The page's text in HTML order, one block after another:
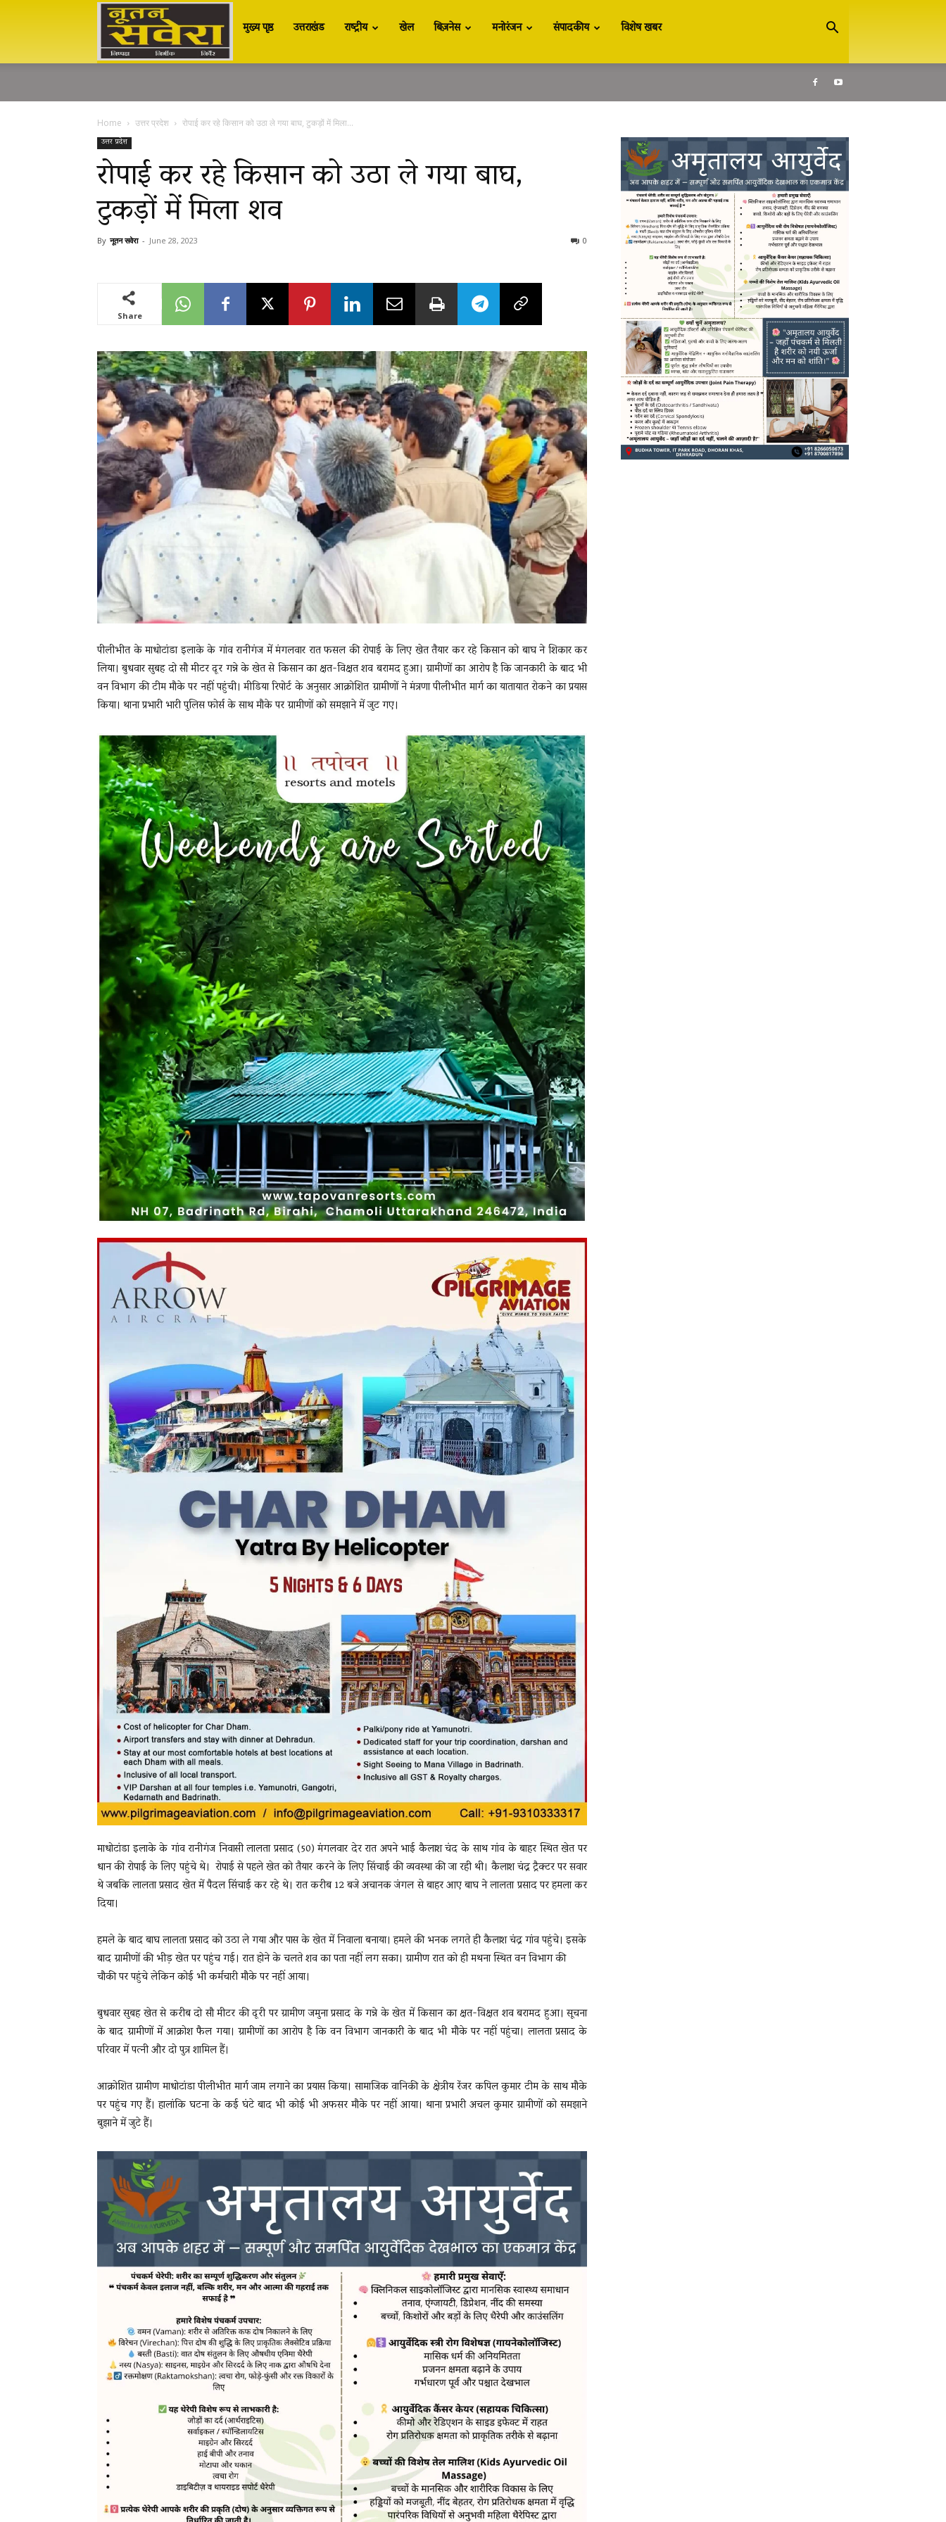
Nutan
Breaking
News
LIVE
मुख्य पृष्ठ उत्तराखंड राष्ट्रीय खेल बिज़नेस मनोरंजन संपादकीय विशेष खबर
Home उत्तर प्रदेश रोपाई कर रहे किसान को उठा ले गया बाघ, टुकड़ों में मिला...
उत्तर प्रदेश
रोपाई कर रहे किसान को उठा ले गया बाघ,
टुकड़ों में मिला शव
By नूतन सवेरा - June 28, 2023 0
Share
पीलीभीत के माधोटांडा इलाके के गांव रानीगंज में मंगलवार रात फसल की रोपाई के लिए खेत तैयार कर रहे किसान को बाघ ने शिकार कर
लिया। बुधवार सुबह दो सौ मीटर दूर गन्ने के खेत से किसान का क्षत-विक्षत शव बरामद हुआ। ग्रामीणों का आरोप है कि जानकारी के बाद भी
वन विभाग की टीम मौके पर नहीं पहुंची। मीडिया रिपोर्ट के अनुसार आक्रोशित ग्रामीणों ने मंत्रणा पीलीभीत मार्ग का यातायात रोकने का प्रयास
किया। थाना प्रभारी भारी पुलिस फोर्स के साथ मौके पर ग्रामीणों को समझाने में जुट गए।
माधोटांडा इलाके के गांव रानीगंज निवासी लालता प्रसाद (50) मंगलवार देर रात अपने भाई कैलाश चंद के साथ गांव के बाहर स्थित खेत पर
धान की रोपाई के लिए पहुंचे थे। रोपाई से पहले खेत को तैयार करने के लिए सिंचाई की व्यवस्था की जा रही थी। कैलाश चंद्र ट्रैक्टर पर सवार
थे जबकि लालता प्रसाद खेत में पैदल सिंचाई कर रहे थे। रात करीब 12 बजे अचानक जंगल से बाहर आए बाघ ने लालता प्रसाद पर हमला कर
दिया।
हमले के बाद बाघ लालता प्रसाद को उठा ले गया और पास के खेत में निवाला बनाया। हमले की भनक लगते ही कैलाश चंद्र गांव पहुंचे। इसके
बाद ग्रामीणों की भीड़ खेत पर पहुंच गई। रात होने के चलते शव का पता नहीं लग सका। ग्रामीण रात को ही मथना स्थित वन विभाग की
चौकी पर पहुंचे लेकिन कोई भी कर्मचारी मौके पर नहीं आया।
बुधवार सुबह खेत से करीब दो सौ मीटर की दूरी पर ग्रामीण जमुना प्रसाद के गन्ने के खेत में किसान का क्षत-विक्षत शव बरामद हुआ। सूचना
के बाद ग्रामीणों में आक्रोश फैल गया। ग्रामीणों का आरोप है कि वन विभाग जानकारी के बाद भी मौके पर नहीं पहुंचा। लालता प्रसाद के
परिवार में पत्नी और दो पुत्र शामिल हैं।
आक्रोशित ग्रामीण माधोटांडा पीलीभीत मार्ग जाम लगाने का प्रयास किया। सामाजिक वानिकी के क्षेत्रीय रेंजर कपिल कुमार टीम के साथ मौके
पर पहुंच गए हैं। हालांकि घटना के कई घंटे बाद भी कोई भी अफसर मौके पर नहीं आया। थाना प्रभारी अचल कुमार ग्रामीणों को समझाने
बुझाने में जुटे हैं।